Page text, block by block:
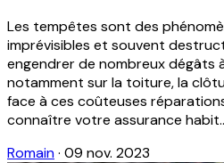
Les tempêtes sont des
imprévisibles et souvent
engendrer de nombreux dégâts
notamment sur la toiture, la
face à ces coûteuses
connaître votre assurance
Romain· 09 nov. 2023